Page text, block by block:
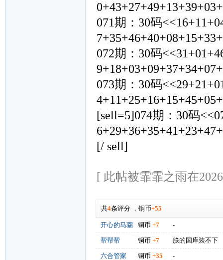
071期：30码
072期：30码
073期：30码
[sell=5]074期：30码
[/ sell]
[ 此帖被霏霏之雨在
共4条评分， 铜币+55
开心的马骝 铜币 +7 -
帮帮帮 铜币 +7 朕的国库装不下
六合管家 铜币 +35 -